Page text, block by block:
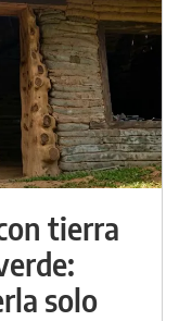
tierra
solo